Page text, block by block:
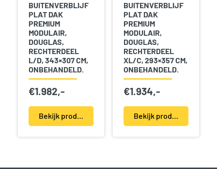
BUITENVERBLIJF
PLAT DAK
PREMIUM
MODULAIR,
DOUGLAS,
RECHTERDEEL
L/D, 343×307 CM,
ONBEHANDELD.
€1.982,-
Bekijk product(en)
BUITENVERBLIJF
PLAT DAK
PREMIUM
MODULAIR,
DOUGLAS,
RECHTERDEEL
XL/C, 293×357 CM,
ONBEHANDELD.
€1.934,-
Bekijk product(en)